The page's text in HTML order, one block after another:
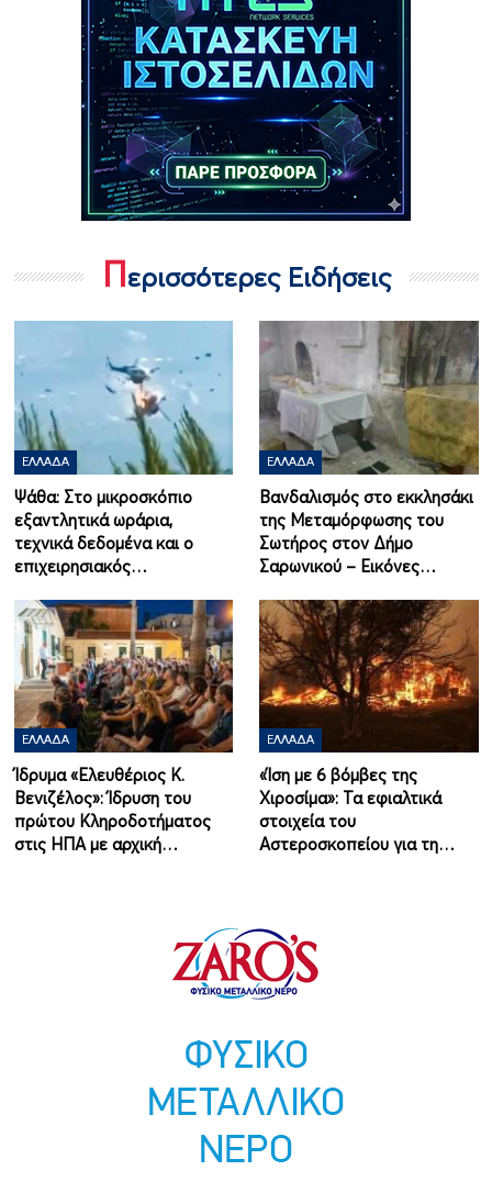
Περισσότερες Ειδήσεις
ΕΛΛΆΔΑ
Ψάθα: Στο μικροσκόπιο
εξαντλητικά ωράρια,
τεχνικά δεδομένα και ο
επιχειρησιακός…
ΕΛΛΆΔΑ
Βανδαλισμός στο εκκλησάκι
της Μεταμόρφωσης του
Σωτήρος στον Δήμο
Σαρωνικού – Εικόνες…
ΕΛΛΆΔΑ
Ίδρυμα «Ελευθέριος Κ.
Βενιζέλος»: Ίδρυση του
πρώτου Κληροδοτήματος
στις ΗΠΑ με αρχική…
ΕΛΛΆΔΑ
«Ίση με 6 βόμβες της
Χιροσίμα»: Τα εφιαλτικά
στοιχεία του
Αστεροσκοπείου για τη…